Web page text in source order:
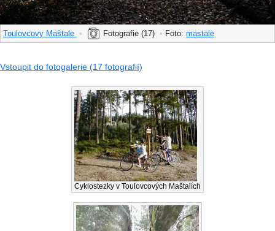
Toulovcovy Maštale • Fotografie (17) • Foto: mastale
Vstoupit do fotogalerie (17 fotografií)
Cyklostezky v Toulovcových Maštalích